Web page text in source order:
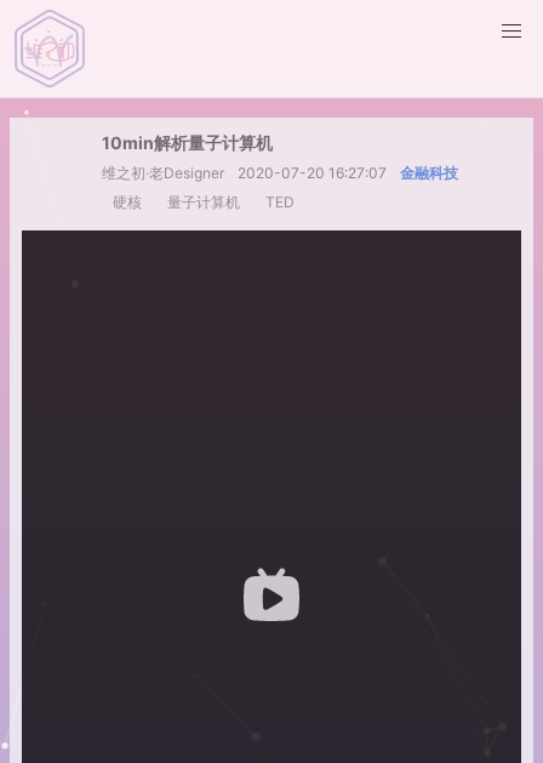
10min解析量子计算机
维之初·老Designer 2020-07-20 16:27:07
金融科技
硬核
量子计算机 TED